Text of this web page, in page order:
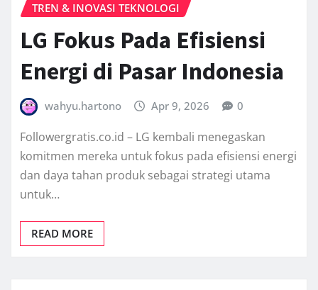
TREN & INOVASI TEKNOLOGI
LG Fokus Pada Efisiensi
Energi di Pasar Indonesia
wahyu.hartono Apr 9, 2026 0
Followergratis.co.id – LG kembali menegaskan
komitmen mereka untuk fokus pada efisiensi energi
dan daya tahan produk sebagai strategi utama
untuk…
READ MORE